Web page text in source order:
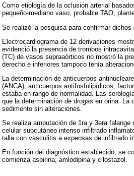
Como etiología de la oclusión arterial
pequeño-mediano vaso, probable TAO,
Se realizó la pesquisa para confirmar dichos
Electrocardiograma de 12 derivaciones
evidenció la presencia de trombos
(TC) de vasos supraaórticos no mostró la
derecho e inferiores tampoco tenía
La determinación de anticuerpos
(ANCA), anticuerpos antifosfolipídicos,
estaba en rango de normalidad. Las
que la determinación de drogas en orina.
sedimento sin alteraciones.
Se realiza amputación de 1ra y 3era
celular subcutáneo intenso infiltrado
talla con vasculitis a expensas de infiltrado
En función del diagnóstico establecido, se
comienza aspirina, amlodipina y cilostazol.